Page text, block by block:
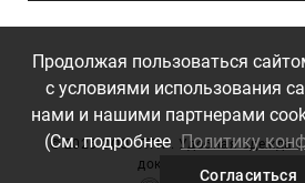
©2026 ООО "ЛТК". Удобная одежда и
докторов. Все права
Продолжая пользоваться
с условиями использования
нами и нашими партнерами
(См. подробнее Политику
Согласиться